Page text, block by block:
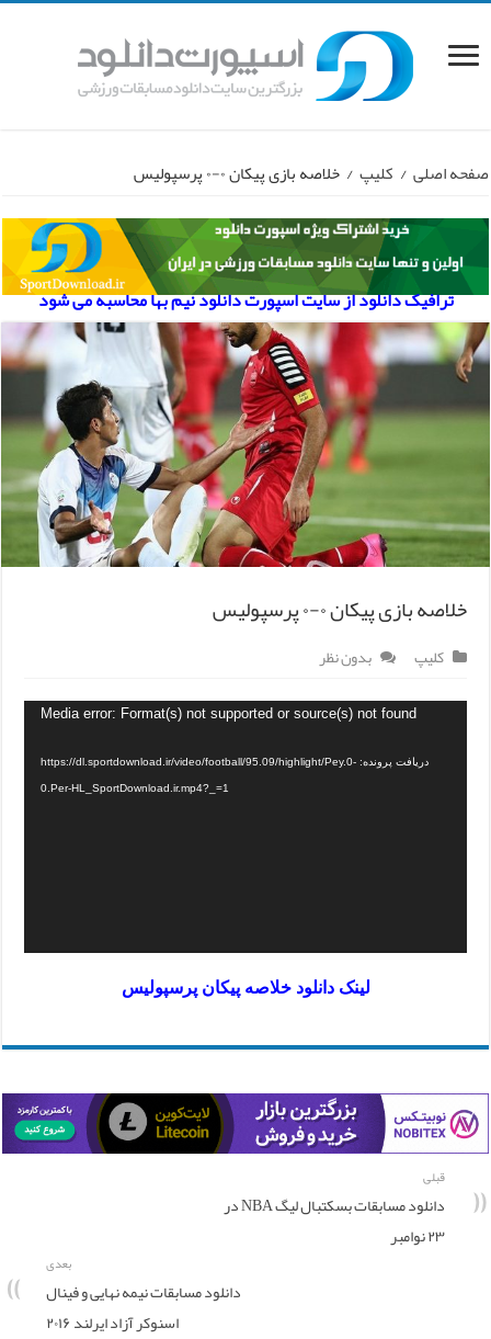
صفحه اصلی / کلیپ / خلاصه بازی پیکان ۰-۰ پرسپولیس
ترافیک دانلود از سایت اسپورت دانلود نیم بها محاسبه می شود
خلاصه بازی پیکان ۰-۰ پرسپولیس
کلیپ بدون نظر
Media error: Format(s) not supported or source(s) not found
دریافت پرونده: https://dl.sportdownload.ir/video/football/95.09/highlight/Pey.0-
0.Per-HL_SportDownload.ir.mp4?_=1
لینک دانلود خلاصه پیکان پرسپولیس
قبلی
دانلود مسابقات بسکتبال لیگ NBA در
۲۳ نوامبر
بعدی
دانلود مسابقات نیمه نهایی و فینال
اسنوکر آزاد ایرلند ۲۰۱۶